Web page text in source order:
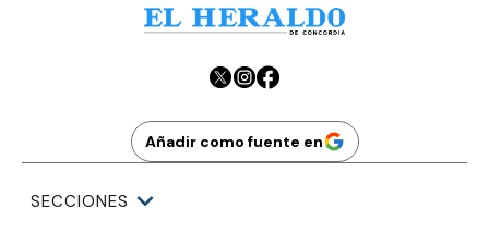
Añadir como fuente en
SECCIONES